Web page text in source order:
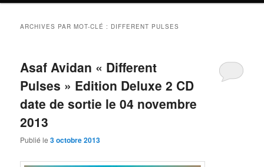
ARCHIVES PAR MOT-CLÉ : DIFFERENT PULSES
Asaf Avidan « Different
Pulses » Edition Deluxe 2 CD
date de sortie le 04 novembre
2013
Publié le3 octobre 2013